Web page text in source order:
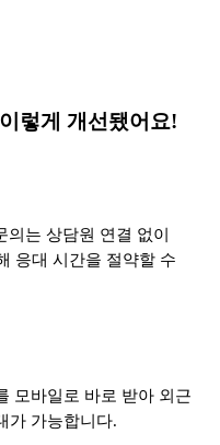
렇게 개선됐어요!
는 상담원 연결 없이
응대 시간을 절약할 수
모바일로 바로 받아 외근
가 가능합니다.